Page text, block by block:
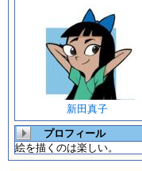
新田真子
プロフィール
絵を描くのは楽しい。